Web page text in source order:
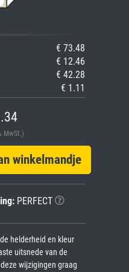
€ 73.48
€ 12.46
€ 42.28
€ 1.11
MwSt.)
winkelmandje
PERFECT
helderheid en kleur
uitsnede van de
wijzigingen graag